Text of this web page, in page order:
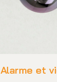
Alarme et